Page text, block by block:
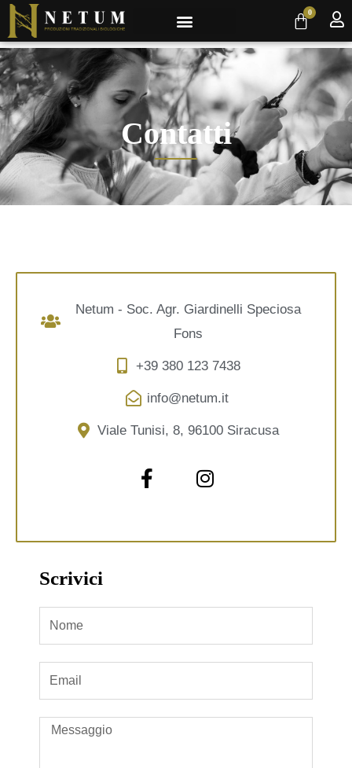
0
Contatti
Netum - Soc. Agr. Giardinelli Speciosa
Fons
+39 380 123 7438
info@netum.it
Viale Tunisi, 8, 96100 Siracusa
Scrivici